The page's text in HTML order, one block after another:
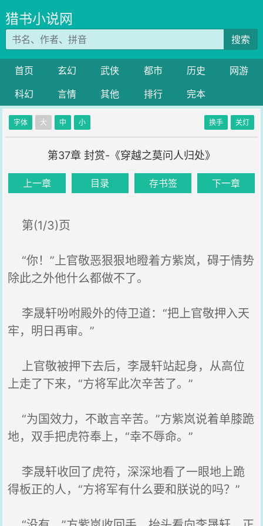
猎书小说网
搜索
首页 玄幻 武侠 都市 历史
网游
科幻
言情 其他 排行 完本
字体 大 中 小 换手 关灯
第37章 封赏-《穿越之莫问人归处》
上一章 目录 存书签 下一章
第(1/3)页
“你！”上官敬恶狠狠地瞪着方紫岚，碍于情势
除此之外他什么都做不了。
李晟轩吩咐殿外的侍卫道：“把上官敬押入天
牢，明日再审。”
上官敬被押下去后，李晟轩站起身，从高位
上走了下来，“方将军此次辛苦了。”
“为国效力，不敢言辛苦。”方紫岚说着单膝跪
地，双手把虎符奉上，“幸不辱命。”
李晟轩收回了虎符，深深地看了一眼地上跪
得板正的人，“方将军有什么要和朕说的吗？”